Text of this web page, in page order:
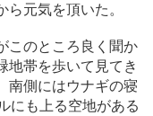
元気を頂いた。
このところ良く聞か
地帯を歩いて見てき
南側にはウナギの寝
にも上る空地がある